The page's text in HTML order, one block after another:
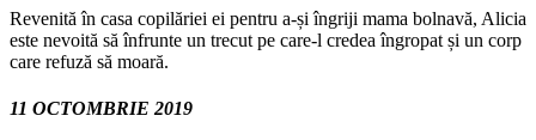
Revenită în casa copilăriei ei pentru a-și îngriji mama bolnavă, Alicia
este nevoită să înfrunte un trecut pe care-l credea îngropat și un corp
care refuză să moară.
11 OCTOMBRIE 2019